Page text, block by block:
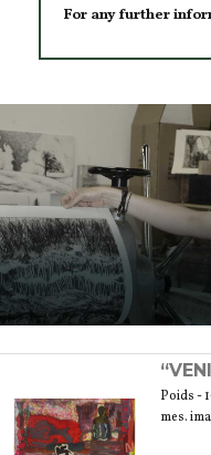
For any further
Poids -
mes.